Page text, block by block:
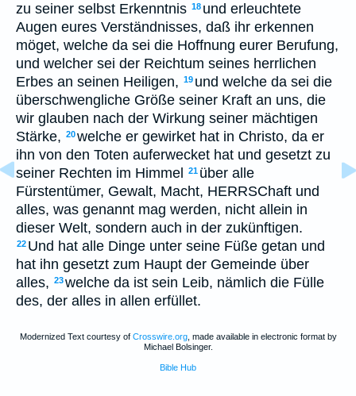
zu seiner selbst Erkenntnis 18 und erleuchtete
Augen eures Verständnisses, daß ihr erkennen
möget, welche da sei die Hoffnung eurer Berufung,
und welcher sei der Reichtum seines herrlichen
Erbes an seinen Heiligen, 19 und welche da sei die
überschwengliche Größe seiner Kraft an uns, die
wir glauben nach der Wirkung seiner mächtigen
Stärke, 20welche er gewirket hat in Christo, da er
ihn von den Toten auferwecket hat und gesetzt zu
seiner Rechten im Himmel
21 über alle
Fürstentümer, Gewalt, Macht, HERRSChaft und
alles, was genannt mag werden, nicht allein in
dieser Welt, sondern auch in der zukünftigen.
22 Und hat alle Dinge unter seine Füße getan und
hat ihn gesetzt zum Haupt der Gemeinde über
alles, 23welche da ist sein Leib, nämlich die Fülle
des, der alles in allen erfüllet.
Modernized Text courtesy of Crosswire.org, made available in electronic format by
Michael Bolsinger.
Bible Hub